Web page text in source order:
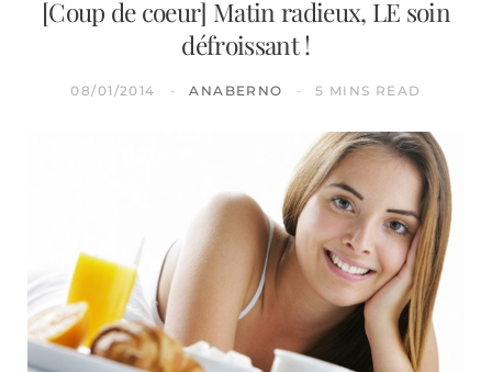
[Coup de coeur] Matin radieux, LE soin
défroissant !
08/01/2014 ANABERNO 5 MINS READ